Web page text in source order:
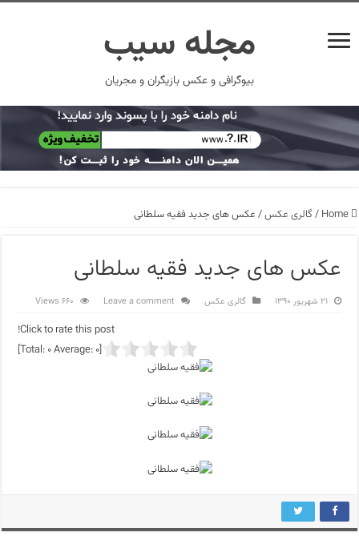
مجله سیب
بیوگرافی و عکس بازیگران و مجریان
Home
/گالری عکس/ عکس های جدید فقیه سلطانی
عکس های جدید فقیه سلطانی
۲۱ شهریور ۱۳۹۰ گالری عکس Leave a comment
660 Views
Click to rate this post!
[Total:
0Average: 0
]